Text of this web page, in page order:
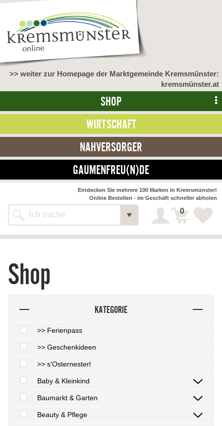
>> weiter zur Homepage der Marktgemeinde Kremsmünster:
kremsmünster.at
SHOP
WIRTSCHAFT
NAHVERSORGER
GAUMENFREU(N)DE
Shop
Entdecken Sie mehrere 100 Marken in Kremsmünster!
Online Bestellen - im Geschäft schneller abholen
0
Shop
KATEGORIE
>> Ferienpass
>> Geschenkideen
>> s'Osternesterl
Baby & Kleinkind
Baumarkt & Garten
Beauty & Pflege